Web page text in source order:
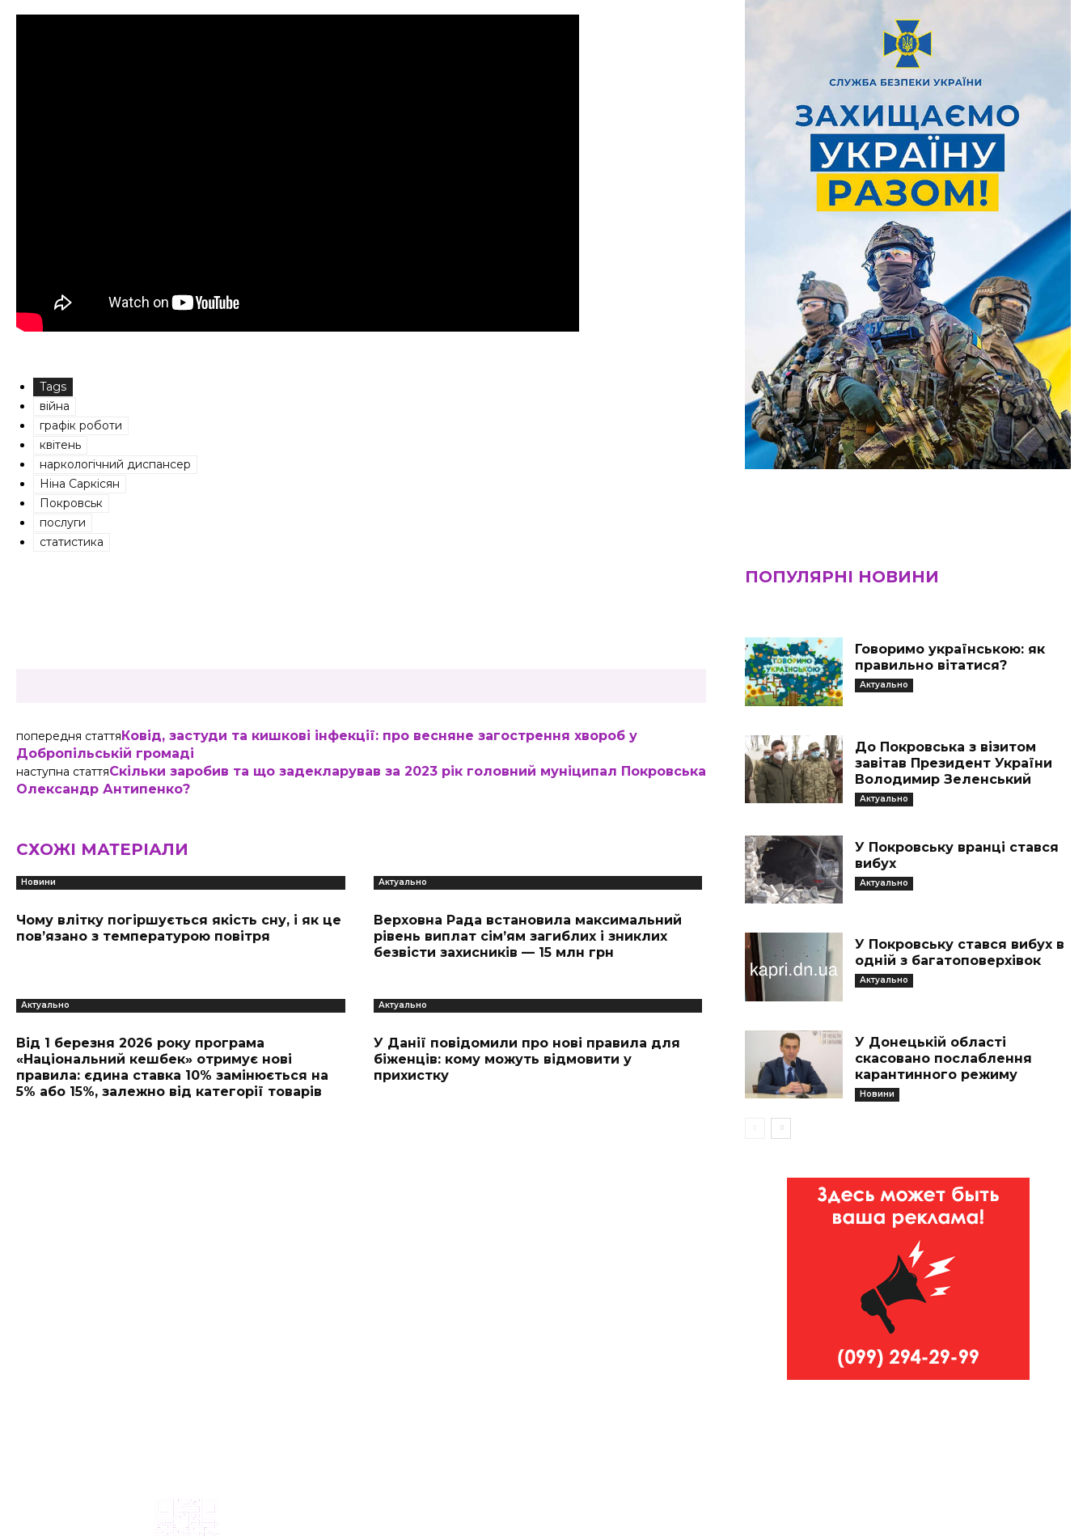
Tags
війна
графік роботи
квітень
наркологічний диспансер
Ніна Саркісян
Покровськ
послуги
статистика
попередня статтяКовід, застуди та кишкові інфекції: про весняне загострення хвороб у
Добропільській громаді
наступна статтяСкільки заробив та що задекларував за 2023 рік головний муніципал Покровська
Олександр Антипенко?
СХОЖІ МАТЕРІАЛИ
Новини
Чому влітку погіршується якість сну, і як це
пов’язано з температурою повітря
Актуально
Верховна Рада встановила максимальний
рівень виплат сім’ям загиблих і зниклих
безвісти захисників — 15 млн грн
Актуально
Від 1 березня 2026 року програма
«Національний кешбек» отримує нові
правила: єдина ставка 10% замінюється на
5% або 15%, залежно від категорії товарів
Актуально
У Данії повідомили про нові правила для
біженців: кому можуть відмовити у
прихистку
ПОПУЛЯРНІ НОВИНИ
Говоримо українською: як
правильно вітатися?
Актуально
До Покровська з візитом
завітав Президент України
Володимир Зеленський
Актуально
У Покровську вранці стався
вибух
Актуально
У Покровську стався вибух в
одній з багатоповерхівок
Актуально
У Донецькій області
скасовано послаблення
карантинного режиму
Новини